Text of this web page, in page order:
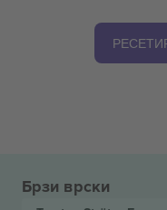
Брзи врски